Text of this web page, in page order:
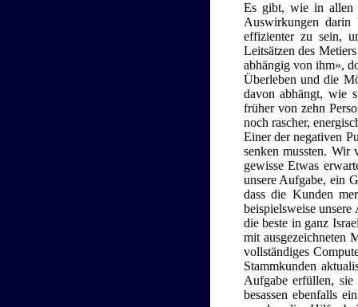
Es gibt, wie in allen
Auswirkungen
effizienter zu sein,
Leitsätzen des
abhängig von ihm»,
Überleben und die
davon abhängt, wie
früher von zehn
noch rascher,
Einer der negativen
senken mussten. Wir
gewisse Etwas
unsere Aufgabe, ein
dass die Kunden
beispielsweise
die beste in ganz
mit ausgezeichneten
vollständiges
Stammkunden
Aufgabe erfüllen,
besassen ebenfalls